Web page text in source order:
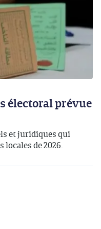
électoral prévue
et juridiques qui
de 2026.